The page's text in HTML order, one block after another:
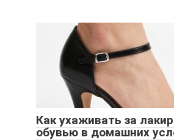
Как ухаживать за
обувью в домашних